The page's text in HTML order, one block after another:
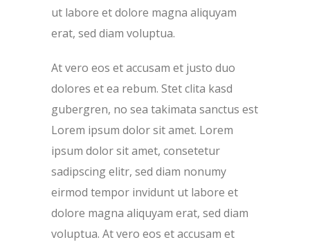
ut labore et dolore magna aliquyam
erat, sed diam voluptua.
At vero eos et accusam et justo duo
dolores et ea rebum. Stet clita kasd
gubergren, no sea takimata sanctus est
Lorem ipsum dolor sit amet. Lorem
ipsum dolor sit amet, consetetur
sadipscing elitr, sed diam nonumy
eirmod tempor invidunt ut labore et
dolore magna aliquyam erat, sed diam
voluptua. At vero eos et accusam et